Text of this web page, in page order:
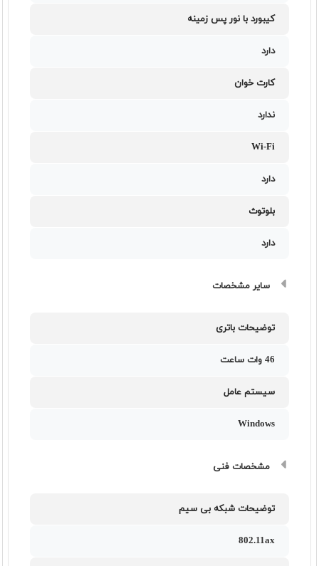
کیبورد با نور پس زمینه
دارد
کارت خوان
ندارد
Wi-Fi
دارد
بلوتوث
دارد
سایر مشخصات
توضیحات باتری
46 وات ساعت
سیستم عامل
Windows
مشخصات فنی
توضیحات شبکه بی سیم
802.11ax